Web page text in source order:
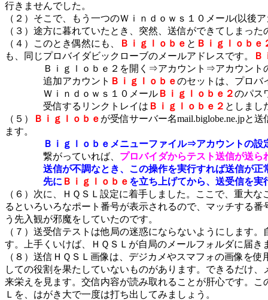
行きませんでした。
（２）そこで、もう一つのＷｉｎｄｏｗｓ１０メール(以後
（３）途方に暮れていたとき、突然、送信ができてしまっ
（４）このとき偶然にも、
Ｂｉｇｌｏｂｅ と Ｂｉｇｌｏｂｅ
も、同じプロバイダビックローブのメールアドレスです。
Ｂ
Ｂｉｇｌｏｂｅ２を開く⇒アカウント⇒アカウントの
追加アカウント Ｂｉｇｌｏｂｅのセットは、プロバ
Ｗｉｎｄｏｗｓ１０メール Ｂｉｇｌｏｂｅ２のパス
受信するリンクトレイは Ｂｉｇｌｏｂｅ２ としまし
（５）
Ｂｉｇｌｏｂｅ が受信サーバー名mail.biglobe.ne.jpと
ます。
Ｂｉｇｌｏｂｅメニューファイル⇒アカウントの
繋がっていれば、 プロバイダからテスト送信が送ら
送信が不調なとき、この操作を実行すれば送信が正
先に Ｂｉｇｌｏｂｅ を立ち上げてから、送受信を
（６）次に、ＨＱＳＬ設定に着手しました。ここで、重大
るといろいろなポート番号が表示されるので、マッチする
う先入観が邪魔をしていたのです。
（７）送受信テストは他局の迷惑にならないようにします
す。上手くいけば、ＨＱＳＬが自局のメールフォルダに届き
（８）送信ＨＱＳＬ画像は、デジカメやスマフォの画像を
しての役割を果たしていないものがあります。できるだけ
来栄えを見ます。交信内容が読み取れることが肝心です。
Ｌを、はがき大で一度は打ち出してみましょう。